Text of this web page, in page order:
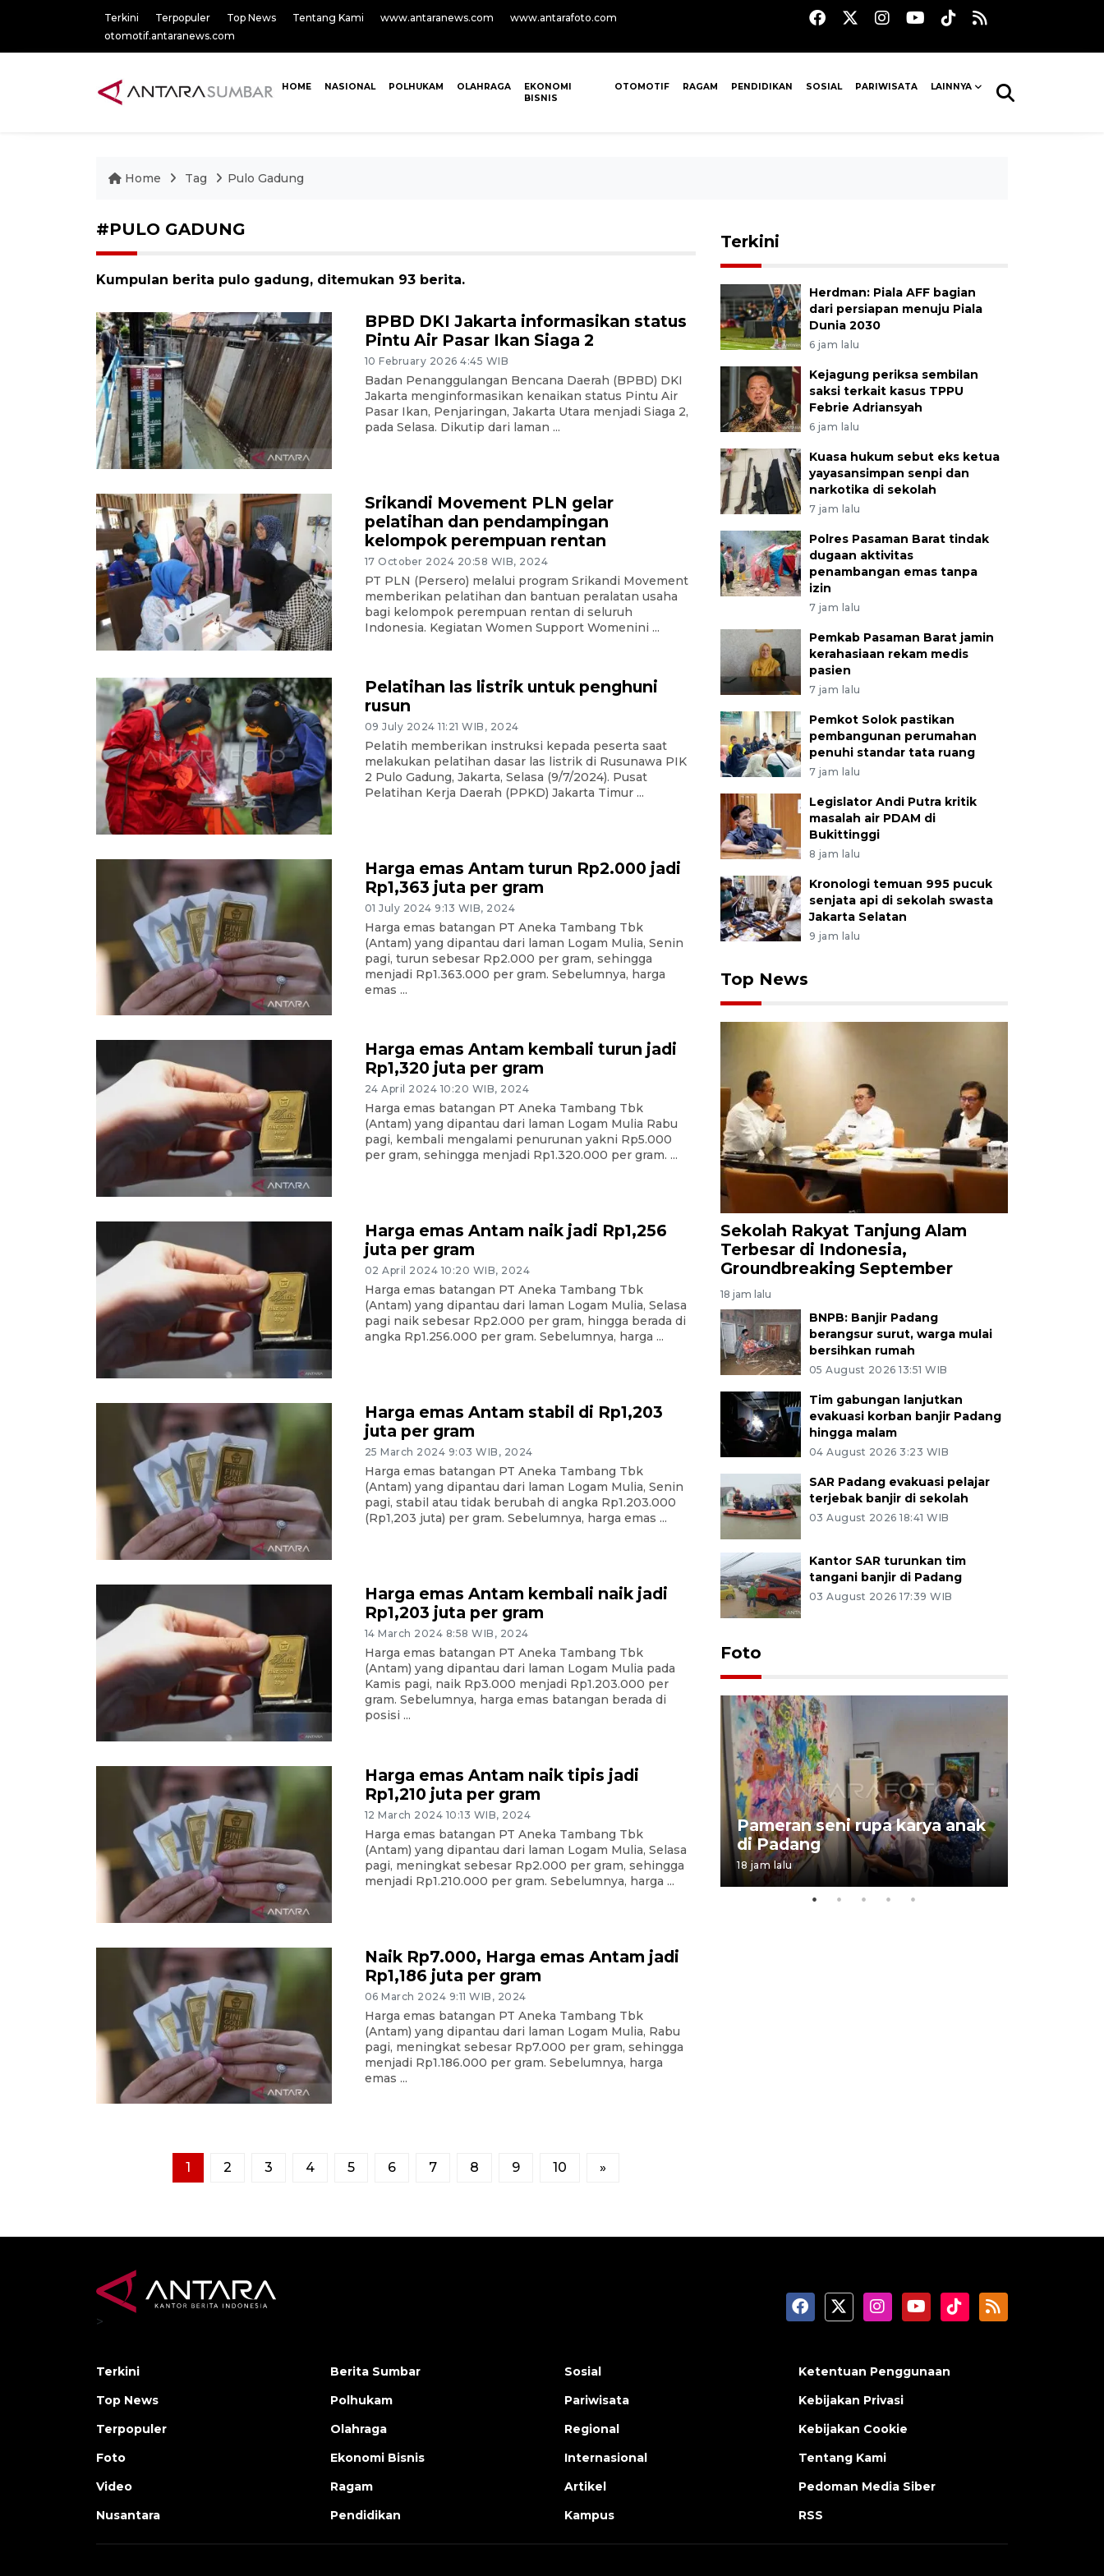
Terkini Terpopuler Top News Tentang Kami www.antaranews.com
www.antarafoto.com
otomotif.antaranews.com
HOME NASIONAL POLHUKAM OLAHRAGA
EKONOMI
BISNIS
OTOMOTIF RAGAM PENDIDIKAN SOSIAL PARIWISATA LAINNYA
Home Tag Pulo Gadung
#PULO GADUNG
Kumpulan berita pulo gadung, ditemukan 93 berita.
BPBD DKI Jakarta informasikan status
Pintu Air Pasar Ikan Siaga 2
10 February 2026 4:45 WIB
Badan Penanggulangan Bencana Daerah (BPBD) DKI
Jakarta menginformasikan kenaikan status Pintu Air
Pasar Ikan, Penjaringan, Jakarta Utara menjadi Siaga 2,
pada Selasa. Dikutip dari laman ...
Srikandi Movement PLN gelar
pelatihan dan pendampingan
kelompok perempuan rentan
17 October 2024 20:58 WIB, 2024
PT PLN (Persero) melalui program Srikandi Movement
memberikan pelatihan dan bantuan peralatan usaha
bagi kelompok perempuan rentan di seluruh
Indonesia. Kegiatan Women Support Womenini ...
Pelatihan las listrik untuk penghuni
rusun
09 July 2024 11:21 WIB, 2024
Pelatih memberikan instruksi kepada peserta saat
melakukan pelatihan dasar las listrik di Rusunawa PIK
2 Pulo Gadung, Jakarta, Selasa (9/7/2024). Pusat
Pelatihan Kerja Daerah (PPKD) Jakarta Timur ...
Harga emas Antam turun Rp2.000 jadi
Rp1,363 juta per gram
01 July 2024 9:13 WIB, 2024
Harga emas batangan PT Aneka Tambang Tbk
(Antam) yang dipantau dari laman Logam Mulia, Senin
pagi, turun sebesar Rp2.000 per gram, sehingga
menjadi Rp1.363.000 per gram. Sebelumnya, harga
emas ...
Harga emas Antam kembali turun jadi
Rp1,320 juta per gram
24 April 2024 10:20 WIB, 2024
Harga emas batangan PT Aneka Tambang Tbk
(Antam) yang dipantau dari laman Logam Mulia Rabu
pagi, kembali mengalami penurunan yakni Rp5.000
per gram, sehingga menjadi Rp1.320.000 per gram. ...
Harga emas Antam naik jadi Rp1,256
juta per gram
02 April 2024 10:20 WIB, 2024
Harga emas batangan PT Aneka Tambang Tbk
(Antam) yang dipantau dari laman Logam Mulia, Selasa
pagi naik sebesar Rp2.000 per gram, hingga berada di
angka Rp1.256.000 per gram. Sebelumnya, harga ...
Harga emas Antam stabil di Rp1,203
juta per gram
25 March 2024 9:03 WIB, 2024
Harga emas batangan PT Aneka Tambang Tbk
(Antam) yang dipantau dari laman Logam Mulia, Senin
pagi, stabil atau tidak berubah di angka Rp1.203.000
(Rp1,203 juta) per gram. Sebelumnya, harga emas ...
Harga emas Antam kembali naik jadi
Rp1,203 juta per gram
14 March 2024 8:58 WIB, 2024
Harga emas batangan PT Aneka Tambang Tbk
(Antam) yang dipantau dari laman Logam Mulia pada
Kamis pagi, naik Rp3.000 menjadi Rp1.203.000 per
gram. Sebelumnya, harga emas batangan berada di
posisi ...
Harga emas Antam naik tipis jadi
Rp1,210 juta per gram
12 March 2024 10:13 WIB, 2024
Harga emas batangan PT Aneka Tambang Tbk
(Antam) yang dipantau dari laman Logam Mulia, Selasa
pagi, meningkat sebesar Rp2.000 per gram, sehingga
menjadi Rp1.210.000 per gram. Sebelumnya, harga ...
Naik Rp7.000, Harga emas Antam jadi
Rp1,186 juta per gram
06 March 2024 9:11 WIB, 2024
Harga emas batangan PT Aneka Tambang Tbk
(Antam) yang dipantau dari laman Logam Mulia, Rabu
pagi, meningkat sebesar Rp7.000 per gram, sehingga
menjadi Rp1.186.000 per gram. Sebelumnya, harga
emas ...
1 2 3 4 5 6 7 8 9 10 »
Terkini
Herdman: Piala AFF bagian
dari persiapan menuju Piala
Dunia 2030
6 jam lalu
Kejagung periksa sembilan
saksi terkait kasus TPPU
Febrie Adriansyah
6 jam lalu
Kuasa hukum sebut eks ketua
yayasansimpan senpi dan
narkotika di sekolah
7 jam lalu
Polres Pasaman Barat tindak
dugaan aktivitas
penambangan emas tanpa
izin
7 jam lalu
Pemkab Pasaman Barat jamin
kerahasiaan rekam medis
pasien
7 jam lalu
Pemkot Solok pastikan
pembangunan perumahan
penuhi standar tata ruang
7 jam lalu
Legislator Andi Putra kritik
masalah air PDAM di
Bukittinggi
8 jam lalu
Kronologi temuan 995 pucuk
senjata api di sekolah swasta
Jakarta Selatan
9 jam lalu
Top News
Sekolah Rakyat Tanjung Alam
Terbesar di Indonesia,
Groundbreaking September
18 jam lalu
BNPB: Banjir Padang
berangsur surut, warga mulai
bersihkan rumah
05 August 2026 13:51 WIB
Tim gabungan lanjutkan
evakuasi korban banjir Padang
hingga malam
04 August 2026 3:23 WIB
SAR Padang evakuasi pelajar
terjebak banjir di sekolah
03 August 2026 18:41 WIB
Kantor SAR turunkan tim
tangani banjir di Padang
03 August 2026 17:39 WIB
Foto
Penyelesaian pembentukan
Kopdes Merah Putih di
Sumbar
05 August 2026 10:33 WIB
Pameran seni rupa karya anak
di Padang
18 jam lalu
>
Terkini
Top News
Terpopuler
Foto
Video
Nusantara
Berita Sumbar
Polhukam
Olahraga
Ekonomi Bisnis
Ragam
Pendidikan
Sosial
Pariwisata
Regional
Internasional
Artikel
Kampus
Ketentuan Penggunaan
Kebijakan Privasi
Kebijakan Cookie
Tentang Kami
Pedoman Media Siber
RSS